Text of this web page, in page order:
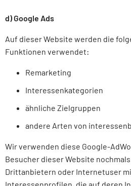
d) Google Ads
Auf dieser Website werden die
Funktionen verwendet:
Remarketing
Interessenkategorien
ähnliche Zielgruppen
andere Arten von
Wir verwenden diese Google-
Besucher dieser Website
Drittanbietern oder Internetuser